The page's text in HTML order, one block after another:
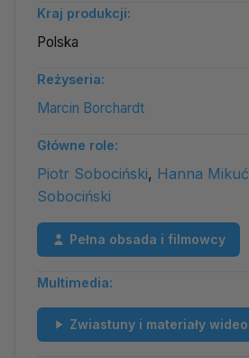
Kraj produkcji:
Polska
Reżyseria:
Marcin Borchardt
Główne role:
Piotr Sobociński, Hanna Mikuć
Sobociński
Pełna obsada i filmowcy
Multimedia:
Zwiastuny i materiały wideo